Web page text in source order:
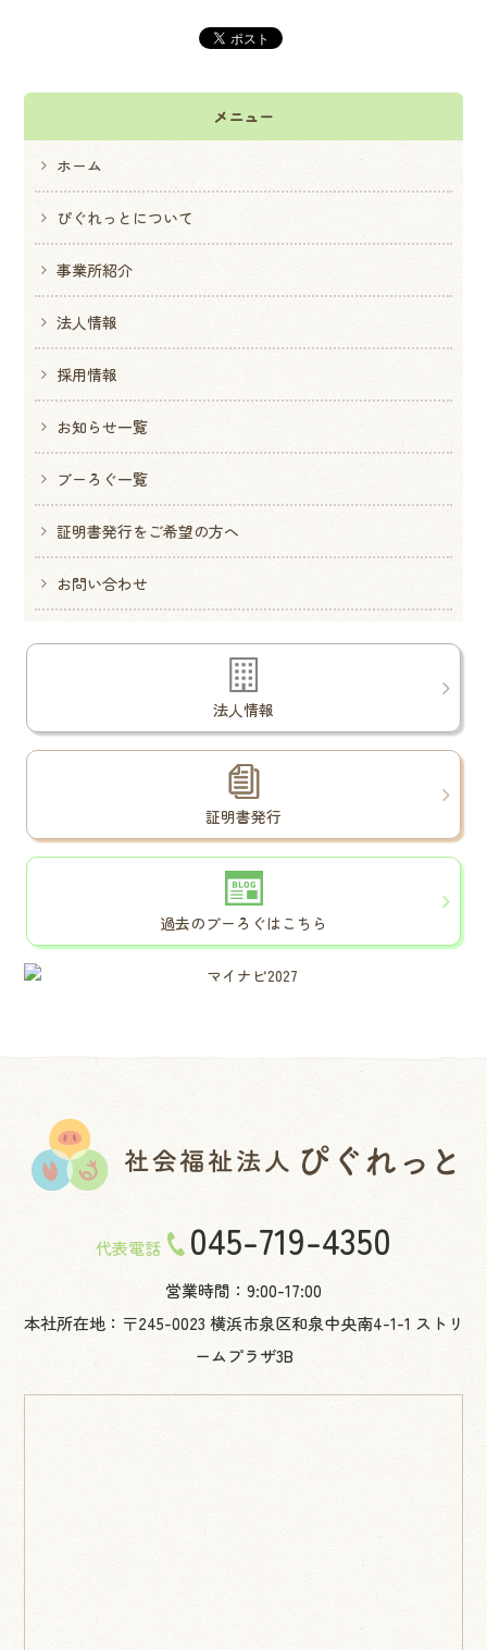
メニュー
ホーム
ぴぐれっとについて
事業所紹介
法人情報
採用情報
お知らせ一覧
ブーろぐ一覧
証明書発行をご希望の方へ
お問い合わせ
法人情報
証明書発行
過去のブーろぐはこちら
代表電話 045-719-4350
営業時間：9:00-17:00
本社所在地：〒245-0023 横浜市泉区和泉中央南4-1-1 ストリ
ームプラザ3B